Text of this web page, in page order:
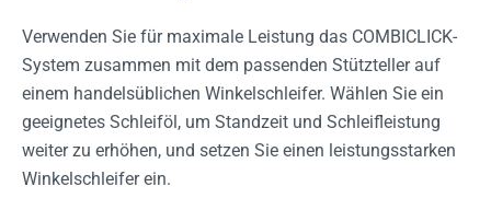
Verwenden Sie für maximale Leistung das COMBICLICK-
System zusammen mit dem passenden Stützteller auf
einem handelsüblichen Winkelschleifer. Wählen Sie ein
geeignetes Schleiföl, um Standzeit und Schleifleistung
weiter zu erhöhen, und setzen Sie einen leistungsstarken
Winkelschleifer ein.